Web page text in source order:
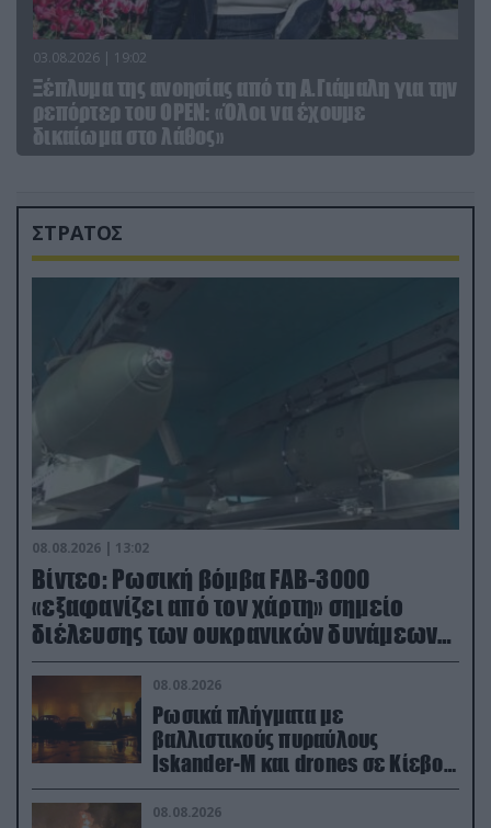
03.08.2026 | 19:02
Ξέπλυμα της ανοησίας από τη Α.Γιάμαλη για την
ρεπόρτερ του ΟΡΕΝ: «Όλοι να έχουμε
δικαίωμα στο λάθος»
ΣΤΡΑΤΟΣ
08.08.2026 | 13:02
Βίντεο: Ρωσική βόμβα FAB-3000
«εξαφανίζει από τον χάρτη» σημείο
διέλευσης των ουκρανικών δυνάμεων
στην Ζαπορίζια
08.08.2026
Ρωσικά πλήγματα με
βαλλιστικούς πυραύλους
Iskander-M και drones σε Κίεβο
και Ντνιπροπετρόφσκ: Ισχυρές
εκρήξεις
08.08.2026